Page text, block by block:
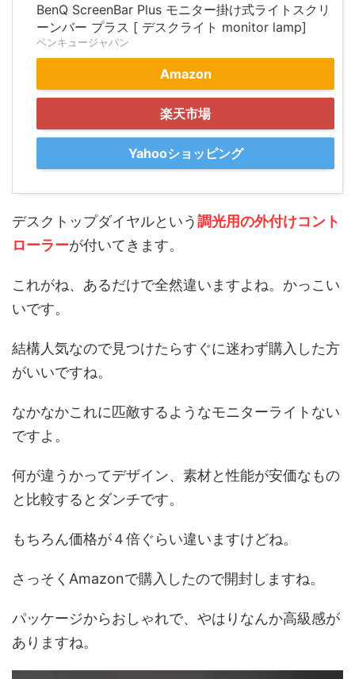
BenQ ScreenBar Plus モニター掛け式ライトスクリ
ーンバー プラス [ デスクライト monitor lamp]
ベンキュージャパン
Amazon
楽天市場
Yahooショッピング
デスクトップダイヤルという調光用の外付けコント
ローラーが付いてきます。
これがね、あるだけで全然違いますよね。かっこい
いです。
結構人気なので見つけたらすぐに迷わず購入した方
がいいですね。
なかなかこれに匹敵するようなモニターライトない
ですよ。
何が違うかってデザイン、素材と性能が安価なもの
と比較するとダンチです。
もちろん価格が４倍ぐらい違いますけどね。
さっそくAmazonで購入したので開封しますね。
パッケージからおしゃれで、やはりなんか高級感が
ありますね。